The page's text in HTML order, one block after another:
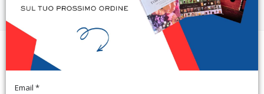
Manuale di autoconservazione
per bestiacce notturne
Email *